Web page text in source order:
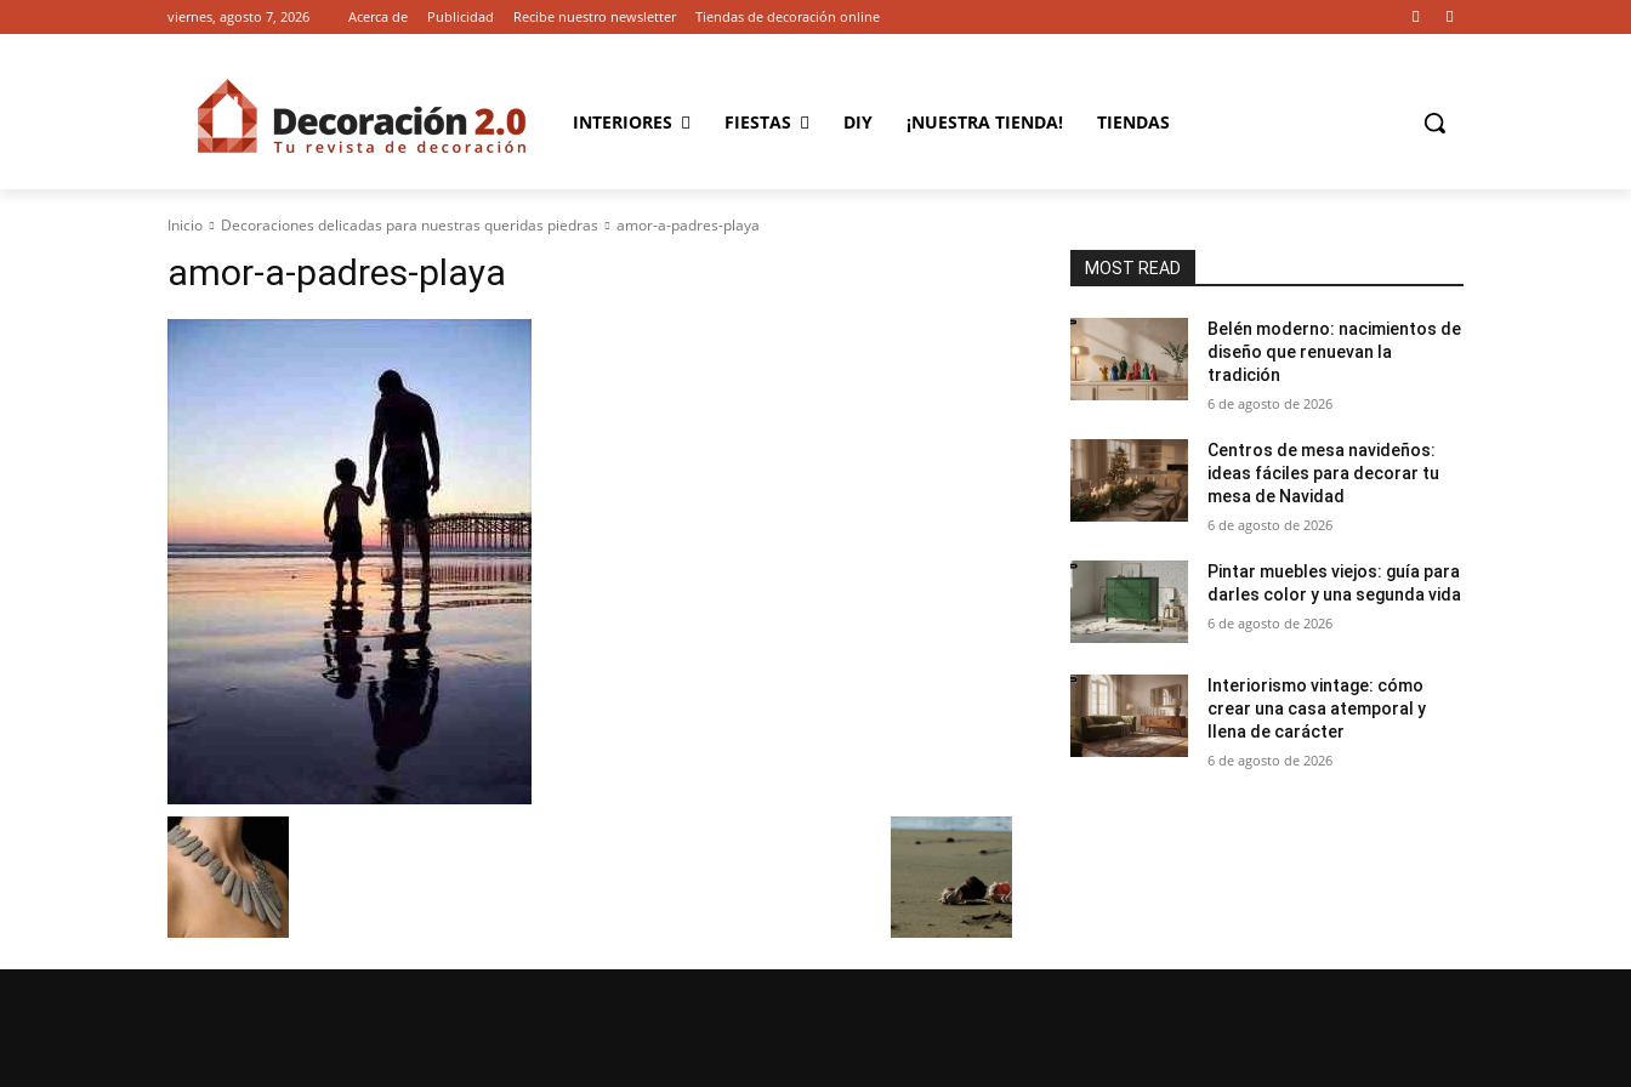
viernes, agosto 7, 2026 Acerca de Publicidad Recibe nuestro newsletter Tiendas de decoración online
INTERIORES FIESTAS DIY ¡NUESTRA TIENDA! TIENDAS
Inicio Decoraciones delicadas para nuestras queridas piedras amor-a-padres-playa
amor-a-padres-playa MOST READ
Belén moderno: nacimientos de
diseño que renuevan la
tradición
6 de agosto de 2026
Centros de mesa navideños:
ideas fáciles para decorar tu
mesa de Navidad
6 de agosto de 2026
Pintar muebles viejos: guía para
darles color y una segunda vida
6 de agosto de 2026
Interiorismo vintage: cómo
crear una casa atemporal y
llena de carácter
6 de agosto de 2026